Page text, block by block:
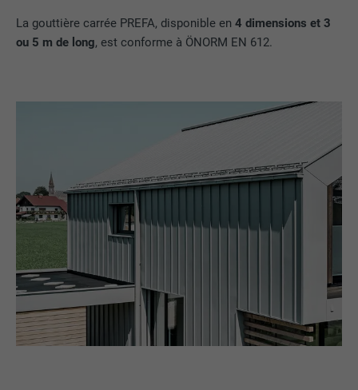
La gouttière carrée PREFA, disponible en4 dimensions et 3
ou 5 m de long, est conforme à ÖNORM EN 612.